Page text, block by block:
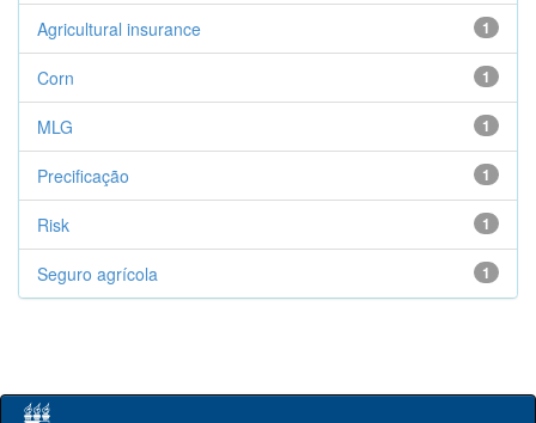
1
Agricultural insurance
1
Corn
1
MLG
1
Precificação
1
Risk
1
Seguro agrícola